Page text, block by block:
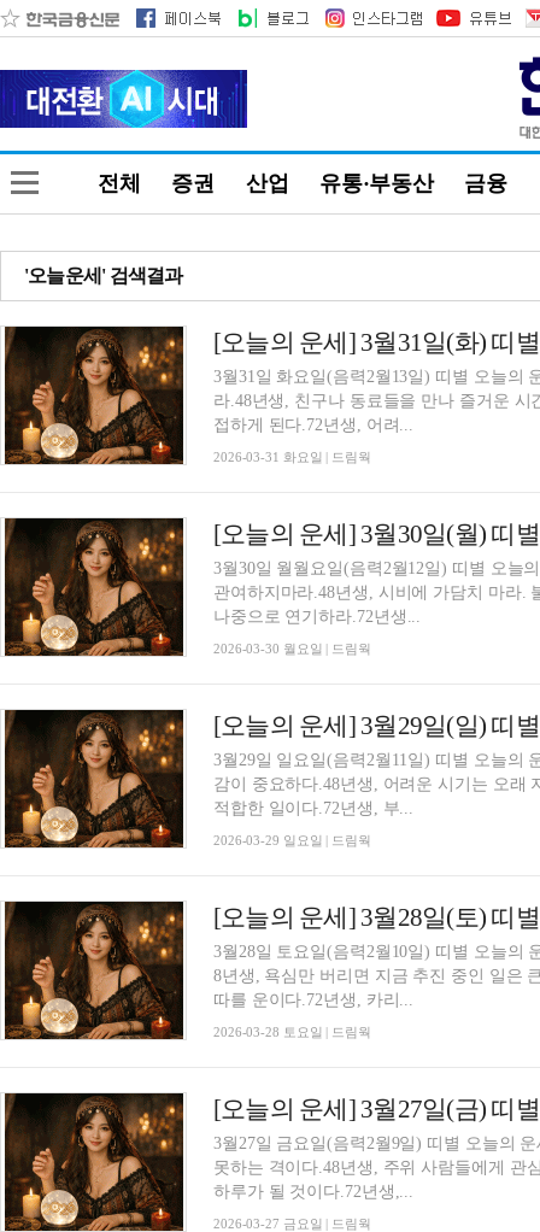
전체 증권 산업 유통·부동산 금융
'오늘운세' 검색결과
[오늘의 운세] 3월31일(화) 띠
3월31일 화요일(음력2월13일) 띠별 오늘의
라.48년생, 친구나 동료들을 만나 즐거운
접하게 된다.72년생, 어려...
2026-03-31 화요일 | 드림웍
[오늘의 운세] 3월30일(월) 띠
3월30일 월월요일(음력2월12일) 띠별 오늘
관여하지마라.48년생, 시비에 가담치 마라.
나중으로 연기하라.72년생...
2026-03-30 월요일 | 드림웍
[오늘의 운세] 3월29일(일) 띠
3월29일 일요일(음력2월11일) 띠별 오늘의
감이 중요하다.48년생, 어려운 시기는 오래
적합한 일이다.72년생, 부...
2026-03-29 일요일 | 드림웍
[오늘의 운세] 3월28일(토) 띠
3월28일 토요일(음력2월10일) 띠별 오늘의
8년생, 욕심만 버리면 지금 추진 중인 일은
따를 운이다.72년생, 카리...
2026-03-28 토요일 | 드림웍
[오늘의 운세] 3월27일(금) 띠
3월27일 금요일(음력2월9일) 띠별 오늘의
못하는 격이다.48년생, 주위 사람들에게 관
하루가 될 것이다.72년생,...
2026-03-27 금요일 | 드림웍